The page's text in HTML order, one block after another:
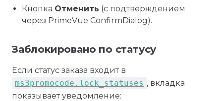
Кнопка Отменить (с подтверждением
через PrimeVue ConfirmDialog).
Заблокировано по статусу
Если статус заказа входит в
ms3promocode.lock_statuses , вкладка
показывает уведомление: